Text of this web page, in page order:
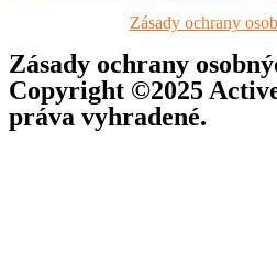
Zásady ochrany
Zásady ochrany
Copyright ©2025
práva vyhradené.